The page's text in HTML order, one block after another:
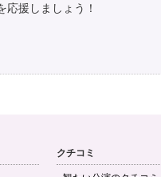
応援しましょう！
クチコミ